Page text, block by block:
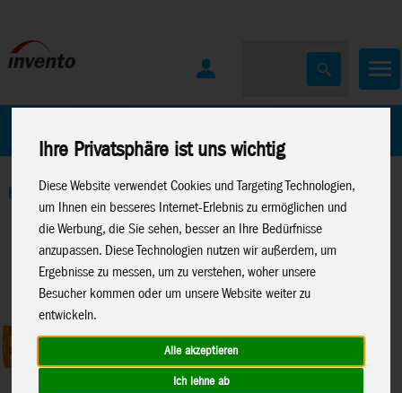
Ihre Privatsphäre ist uns wichtig
Diese Website verwendet Cookies und Targeting Technologien,
um Ihnen ein besseres Internet-Erlebnis zu ermöglichen und
die Werbung, die Sie sehen, besser an Ihre Bedürfnisse
anzupassen. Diese Technologien nutzen wir außerdem, um
Ergebnisse zu messen, um zu verstehen, woher unsere
Besucher kommen oder um unsere Website weiter zu
entwickeln.
Alle akzeptieren
Ich lehne ab
Home >Spielwaren>Kreativartikel> Paint Pop